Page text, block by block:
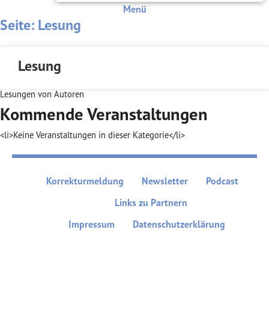
Menü
Seite: Lesung
Lesung
Lesungen von Autoren
Kommende Veranstaltungen
<li>Keine Veranstaltungen in dieser Kategorie</li>
Korrekturmeldung Newsletter
Podcast
Links zu Partnern
Impressum
Datenschutzerklärung